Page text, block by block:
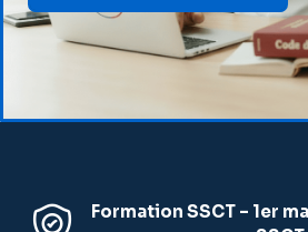
Formation SSCT – 1er